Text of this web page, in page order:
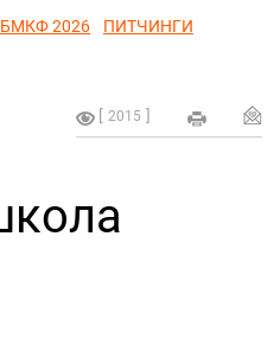
2026
ПИТЧИНГИ
2015